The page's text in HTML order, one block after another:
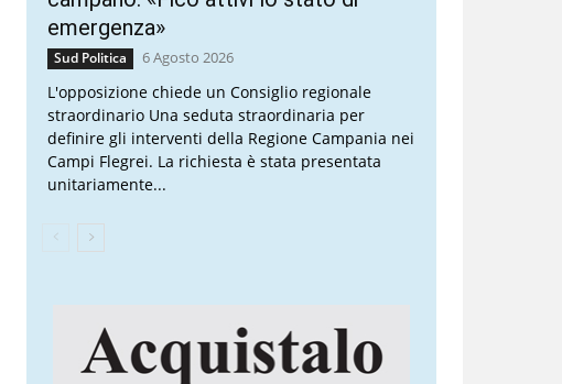
emergenza»
Sud Politica 6 Agosto 2026
L'opposizione chiede un Consiglio regionale
straordinario Una seduta straordinaria per
definire gli interventi della Regione Campania nei
Campi Flegrei. La richiesta è stata presentata
unitariamente...